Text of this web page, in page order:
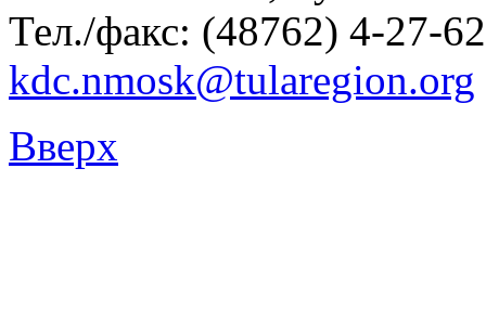
Тел./факс: (48762) 4-27-
kdc.nmosk@tularegion.org
Вверх